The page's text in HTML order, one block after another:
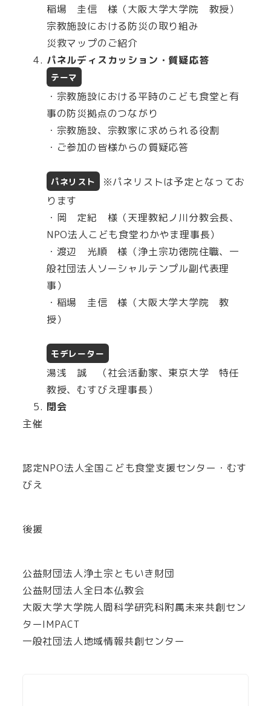
稲場 圭信 様（大阪大学大学院 教授）
宗教施設における防災の取り組み
災救マップのご紹介
パネルディスカッション・質疑応答
テーマ
・宗教施設における平時のこども食堂と有
事の防災拠点のつながり
・宗教施設、宗教家に求められる役割
・ご参加の皆様からの質疑応答
パネリスト
※パネリストは予定となってお
ります
・岡 定紀 様（天理教紀ノ川分教会長、
NPO法人こども食堂わかやま理事長）
・渡辺 光順 様（浄土宗功徳院住職、一
般社団法人ソーシャルテンプル副代表理
事）
・稲場 圭信 様（大阪大学大学院 教
授）
モデレーター
湯浅 誠 （社会活動家、東京大学 特任
教授、むすびえ理事長）
閉会
主催
認定NPO法人全国こども食堂支援センター・むす
びえ
後援
公益財団法人浄土宗ともいき財団
公益財団法人全日本仏教会
大阪大学大学院人間科学研究科附属未来共創セン
ターIMPACT
一般社団法人地域情報共創センター